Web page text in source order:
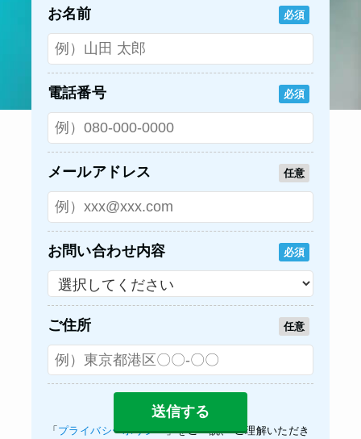
お名前 必須
電話番号 必須
メールアドレス 任意
お問い合わせ内容 必須
ご住所 任意
「 プライバシーポリシー」をご一読、 ご理解いただき